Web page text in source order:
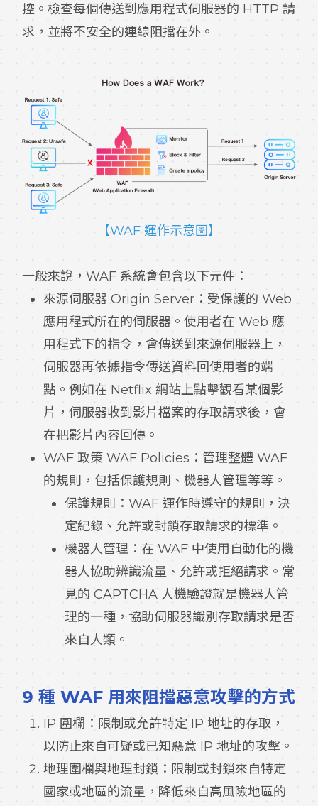
控。檢查每個傳送到應用程式伺服器的 HTTP 請
求，並將不安全的連線阻擋在外。
【WAF 運作示意圖】
一般來說，WAF 系統會包含以下元件：
來源伺服器 Origin Server：受保護的 Web
應用程式所在的伺服器。使用者在 Web 應
用程式下的指令，會傳送到來源伺服器上，
伺服器再依據指令傳送資料回使用者的端
點。例如在 Netflix 網站上點擊觀看某個影
片，伺服器收到影片檔案的存取請求後，會
在把影片內容回傳。
WAF 政策 WAF Policies：管理整體 WAF
的規則，包括保護規則、機器人管理等等。
保護規則：WAF 運作時遵守的規則，決
定紀錄、允許或封鎖存取請求的標準。
機器人管理：在 WAF 中使用自動化的機
器人協助辨識流量、允許或拒絕請求。常
見的 CAPTCHA 人機驗證就是機器人管
理的一種，協助伺服器識別存取請求是否
來自人類。
9 種 WAF 用來阻擋惡意攻擊的方式
IP 圍欄：限制或允許特定 IP 地址的存取，
以防止來自可疑或已知惡意 IP 地址的攻擊。
地理圍欄與地理封鎖：限制或封鎖來自特定
國家或地區的流量，降低來自高風險地區的